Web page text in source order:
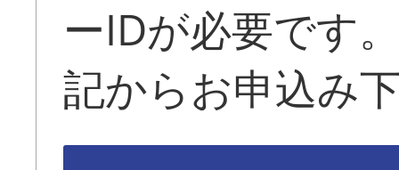
ーIDが必要です
記からお申込み